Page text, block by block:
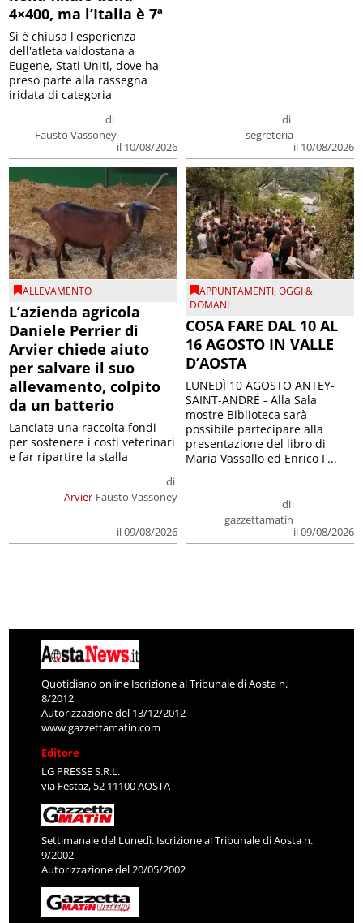
4×400, ma l’Italia è 7ª
di
Fausto Vassoney
il 10/08/2026
Si è chiusa l'esperienza
dell'atleta valdostana a
Eugene, Stati Uniti, dove ha
preso parte alla rassegna
iridata di categoria
di
segreteria
il 10/08/2026
ALLEVAMENTO
L’azienda agricola
Daniele Perrier di
Arvier chiede aiuto
per salvare il suo
allevamento, colpito
da un batterio
Arvier
di
Fausto Vassoney
il 09/08/2026
Lanciata una raccolta fondi
per sostenere i costi veterinari
e far ripartire la stalla
APPUNTAMENTI,OGGI &
DOMANI
COSA FARE DAL 10 AL
16 AGOSTO IN VALLE
D’AOSTA
di
gazzettamatin
il 09/08/2026
LUNEDÌ 10 AGOSTO ANTEY-
SAINT-ANDRÉ - Alla Sala
mostre Biblioteca sarà
possibile partecipare alla
presentazione del libro di
Maria Vassallo ed Enrico F...
Quotidiano online Iscrizione al Tribunale di Aosta n.
8/2012
Autorizzazione del 13/12/2012
www.gazzettamatin.com
Editore
LG PRESSE S.R.L.
via Festaz, 52 11100 AOSTA
Settimanale del Lunedì. Iscrizione al Tribunale di Aosta n.
9/2002
Autorizzazione del 20/05/2002